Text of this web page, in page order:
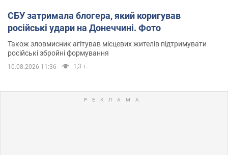
СБУ затримала блогера, який коригував
російські удари на Донеччині. Фото
Також зловмисник агітував місцевих жителів підтримувати
російські збройні формування
10.08.2026 11:36 1,3 т.